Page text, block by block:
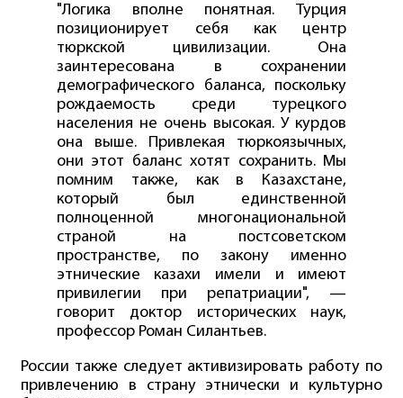
"Логика вполне понятная. Турция
позиционирует себя как центр
тюркской цивилизации. Она
заинтересована в сохранении
демографического баланса, поскольку
рождаемость среди турецкого
населения не очень высокая. У курдов
она выше. Привлекая тюркоязычных,
они этот баланс хотят сохранить. Мы
помним также, как в Казахстане,
который был единственной
полноценной многонациональной
страной на постсоветском
пространстве, по закону именно
этнические казахи имели и имеют
привилегии при репатриации", —
говорит доктор исторических наук,
профессор Роман Силантьев.
России также следует активизировать работу по
привлечению в страну этнически и культурно